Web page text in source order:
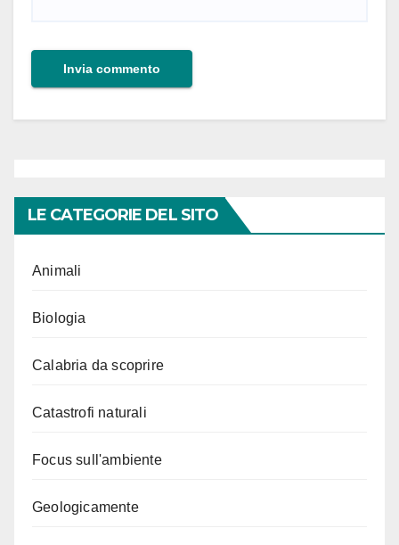
LE CATEGORIE DEL SITO
Animali
Biologia
Calabria da scoprire
Catastrofi naturali
Focus sull'ambiente
Geologicamente